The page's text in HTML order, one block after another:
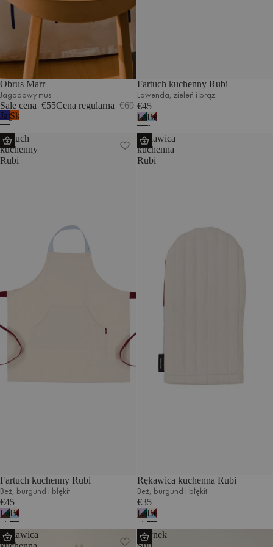
Obrus Marr
Jagodowy mus
Sale cena €55Cena regularna €69
Jagodowy
mus
Skórka
Fartuch kuchenny Rubi
Lawenda, zieleń i brąz
€45
Lawenda,
zieleń
brąz
Beż,
burgund
i
błękit
Fartuch
kuchenny
Rubi
Fartuch kuchenny Rubi
Beż, burgund i błękit
€45
Lawenda,
zieleń
Beż,
burgund
i
Rękawica
kuchenna
Rubi
Rękawica kuchenna Rubi
Beż, burgund i błękit
€35
Lawenda,
zieleń
Beż,
burgund
i
Rękawica
Młynek